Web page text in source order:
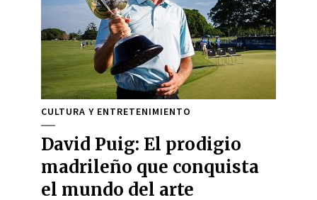
CULTURA Y ENTRETENIMIENTO
David Puig: El prodigio
madrileño que conquista
el mundo del arte